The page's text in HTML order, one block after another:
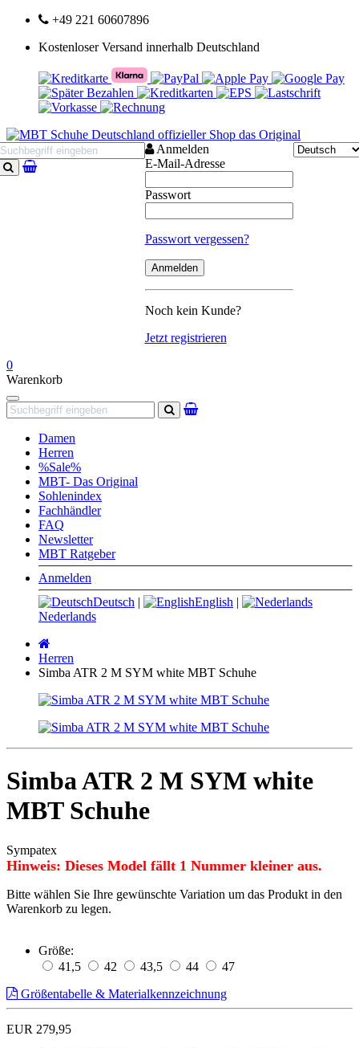
+49 221 60607896
Kostenloser Versand innerhalb Deutschland
Suchen
Anmelden
E-Mail-Adresse
Passwort
Passwort vergessen?
Noch kein Kunde?
Jetzt registrieren
0
Warenkorb
Navigation
Suchen
Damen
Herren
%Sale%
MBT- Das Original
Sohlenindex
Fachhändler
FAQ
Newsletter
MBT Ratgeber
Anmelden
Deutsch | English |
Nederlands
Herren
Simba ATR 2 M SYM white MBT Schuhe
Simba ATR 2 M SYM white
MBT Schuhe
Sympatex
Hinweis: Dieses Model fällt 1 Nummer kleiner aus.
Bitte wählen Sie Ihre gewünschte Variation um das Produkt in den
Warenkorb zu legen.
Größe:
41,5
42 43,5 44
47
Größentabelle & Materialkennzeichnung
EUR 279,95